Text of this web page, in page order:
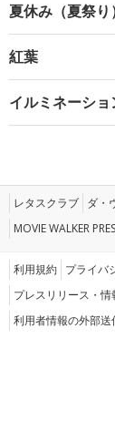
夏休み（夏祭り
紅葉
イルミネーショ
レタスクラブ ダ・
MOVIE WALKER
利用規約 プライバ
プレスリリース・情
利用者情報の外部送